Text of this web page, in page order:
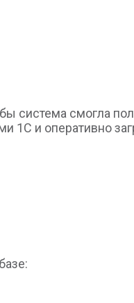
система смогла
1С и оперативно